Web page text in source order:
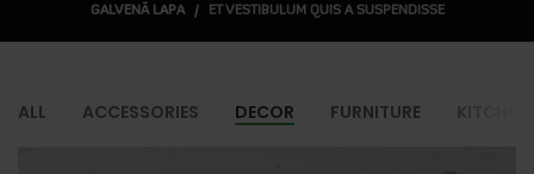
GALVENĀ LAPA ET VESTIBULUM QUIS A SUSPENDISSE
ALL ACCESSORIES DECOR FURNITURE KITCHEN